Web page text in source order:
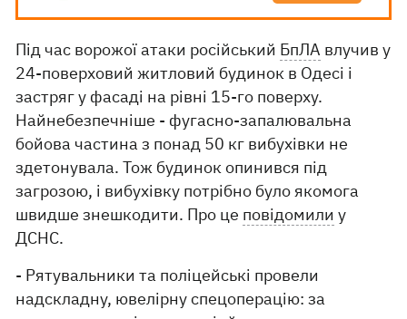
Під час ворожої атаки російський БпЛА влучив у
24-поверховий житловий будинок в Одесі і
застряг у фасаді на рівні 15-го поверху.
Найнебезпечніше - фугасно-запалювальна
бойова частина з понад 50 кг вибухівки не
здетонувала. Тож будинок опинився під
загрозою, і вибухівку потрібно було якомога
швидше знешкодити. Про це повідомили у
ДСНС.
- Рятувальники та поліцейські провели
надскладну, ювелірну спецоперацію: за